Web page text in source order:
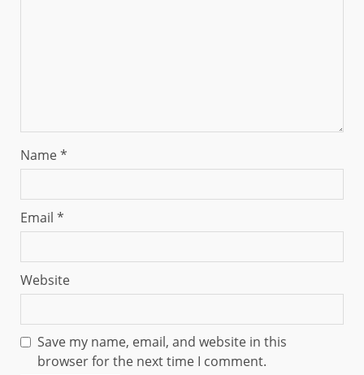
Name*
Email *
Website
Save my name, email, and website in this
browser for the next time I comment.